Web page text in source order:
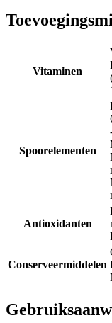
Vitaminen
Spoorelementen
Antioxidanten
Conserveermiddelen